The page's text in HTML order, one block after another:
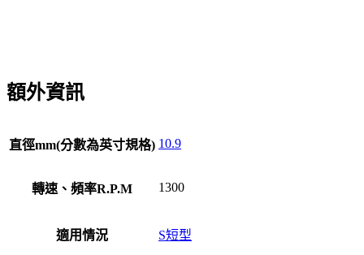
額外資訊
直徑mm(分數為英寸規格) 10.9
轉速、頻率R.P.M 1300
適用情況 S短型